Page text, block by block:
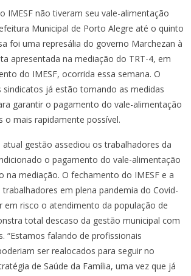
IMESF não tiveram seu vale-alimentação
Municipal de Porto Alegre até o quinto
foi uma represália do governo Marchezan à
apresentada na mediação do TRT-4, em
do IMESF, ocorrida essa semana. O
sindicatos já estão tomando as medidas
garantir o pagamento do vale-alimentação
o mais rapidamente possível.
gestão assediou os trabalhadores da
o pagamento do vale-alimentação
na mediação. O fechamento do IMESF e a
em plena pandemia do Covid-
em risco o atendimento da população de
total descaso da gestão municipal com
“Estamos falando de profissionais
ser realocados para seguir no
de Saúde da Família, uma vez que já